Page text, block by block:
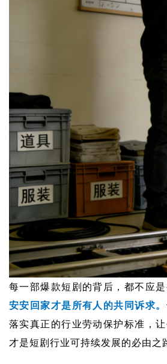
每一部爆款短剧的背后，都不应是
安安回家才是所有人的共同诉求。
落实真正的行业劳动保护标准，让
才是短剧行业可持续发展的必由之